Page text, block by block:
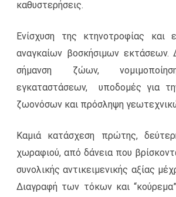
καθυστερήσεις.
Ενίσχυση της κτηνοτροφίας και
αναγκαίων βοσκήσιμων εκτάσεων.
σήμανση ζώων,
εγκαταστάσεων, υποδομές για
ζωονόσων και πρόσληψη
Καμιά κατάσχεση πρώτης,
χωραφιού, από δάνεια που
συνολικής αντικειμενικής αξίας
Διαγραφή των τόκων και